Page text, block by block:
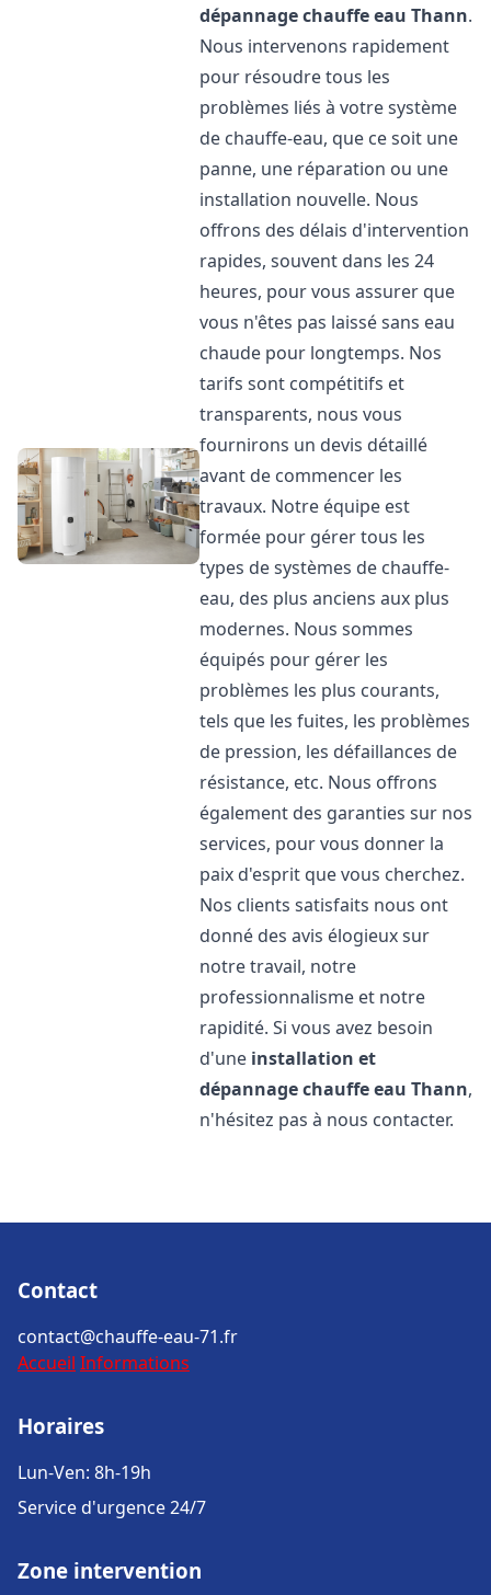
dépannage chauffe eau Thann.
Nous intervenons rapidement
pour résoudre tous les
problèmes liés à votre système
de chauffe-eau, que ce soit une
panne, une réparation ou une
installation nouvelle. Nous
offrons des délais d'intervention
rapides, souvent dans les 24
heures, pour vous assurer que
vous n'êtes pas laissé sans eau
chaude pour longtemps. Nos
tarifs sont compétitifs et
transparents, nous vous
fournirons un devis détaillé
avant de commencer les
travaux. Notre équipe est
formée pour gérer tous les
types de systèmes de chauffe-
eau, des plus anciens aux plus
modernes. Nous sommes
équipés pour gérer les
problèmes les plus courants,
tels que les fuites, les problèmes
de pression, les défaillances de
résistance, etc. Nous offrons
également des garanties sur nos
services, pour vous donner la
paix d'esprit que vous cherchez.
Nos clients satisfaits nous ont
donné des avis élogieux sur
notre travail, notre
professionnalisme et notre
rapidité. Si vous avez besoin
d'une installation et
dépannage chauffe eau Thann,
n'hésitez pas à nous contacter.
Contact
contact@chauffe-eau-71.fr
Accueil Informations
Horaires
Lun-Ven: 8h-19h
Service d'urgence 24/7
Zone intervention